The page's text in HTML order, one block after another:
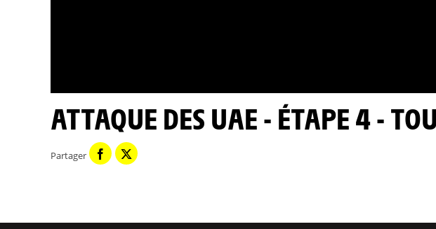
ATTAQUE DES UAE - ÉTAPE 4 -
Partager